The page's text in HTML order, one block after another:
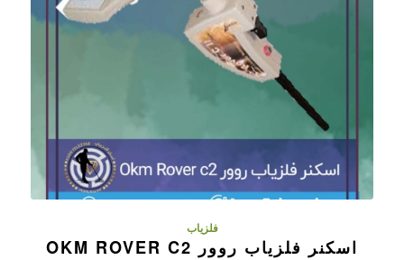
فلزیاب
اسکنر فلزیاب روور OKM ROVER C2